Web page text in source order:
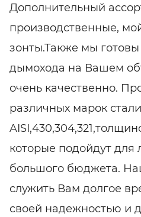
Дополнительный
производственные,
зонты.Также мы
дымохода на Вашем
очень качественно.
различных марок стали
которые подойдут для
большого бюджета.
служить Вам долгое
своей надежностью и